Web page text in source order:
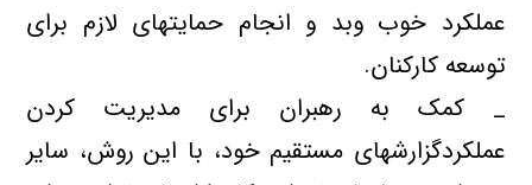
عملكرد خوب وبد و انجام حمايتهاي لازم براي
توسعه كاركنان.
_ كمك به رهبران براي مديريت كردن
عملکردگزارشهاي مستقيم خود، با اين روش، ساير